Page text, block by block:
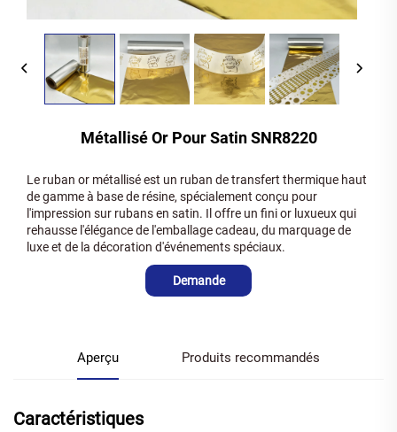
Métallisé Or Pour Satin SNR8220
Le ruban or métallisé est un ruban de transfert thermique haut
de gamme à base de résine, spécialement conçu pour
l'impression sur rubans en satin. Il offre un fini or luxueux qui
rehausse l'élégance de l'emballage cadeau, du marquage de
luxe et de la décoration d'événements spéciaux.
Demande
Aperçu Produits recommandés
Caractéristiques